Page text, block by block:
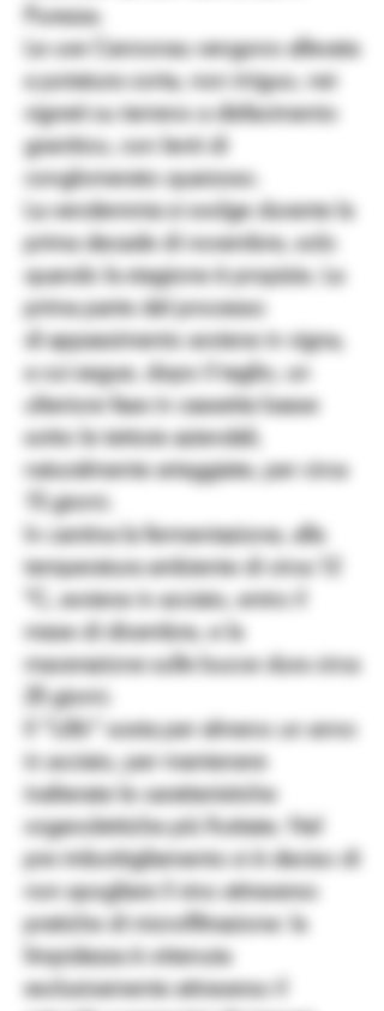
Purezza.
Leuve Cannonau vengono allevata
a potatura corta, non irriguo, nei
vigneti su terreno a disfacimento
granitico, con lenti di
conglomerato quarzoso.
Lavendemmiasi svolge durante la
prima decade di novembre, solo
quando la stagione è propizia. La
prima parte del processo
diappassimentoavviene in vigna,
a cui segue, dopo il taglio, un
ulteriore fase in cassette basse
sotto le tettoie aziendali,
naturalmente arieggiate, per circa
15 giorni.
In cantina lafermentazione, alla
temperatura ambiente di circa 12
°C, avviene in acciaio, entro il
mese di dicembre, e la
macerazione sulle bucce dura circa
25 giorni.
Il “Lillò” sosta per almeno un anno
in acciaio, per mantenere
inalterate le caratteristiche
organolettiche più fruttate. Nel
preimbottigliamentosi è deciso di
non spogliare il vino attraverso
pratiche dimicrofiltrazione: la
limpidezza è ottenuta
esclusivamente attraverso il